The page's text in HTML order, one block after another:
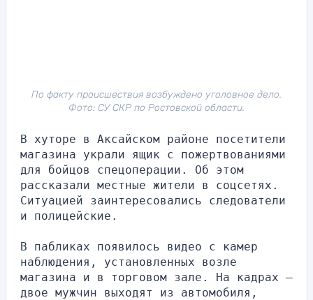
По факту происшествия возбуждено уголовное дело.
Фото: СУ СКР по Ростовской области.
В хуторе в Аксайском районе посетители
магазина украли ящик с пожертвованиями
для бойцов спецоперации. Об этом
рассказали местные жители в соцсетях.
Ситуацией заинтересовались следователи
и полицейские.
В пабликах появилось видео с камер
наблюдения, установленных возле
магазина и в торговом зале. На кадрах —
двое мужчин выходят из автомобиля,